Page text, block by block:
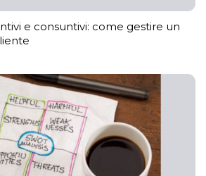
e consuntivi: come gestire un